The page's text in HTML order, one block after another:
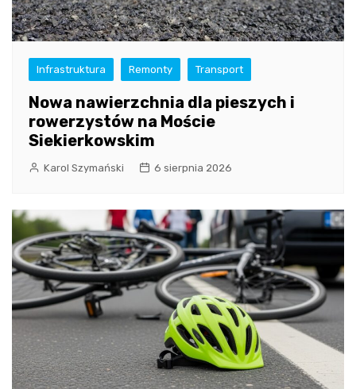
Infrastruktura Remonty Transport
Nowa nawierzchnia dla pieszych i
rowerzystów na Moście
Siekierkowskim
Karol Szymański 6 sierpnia 2026